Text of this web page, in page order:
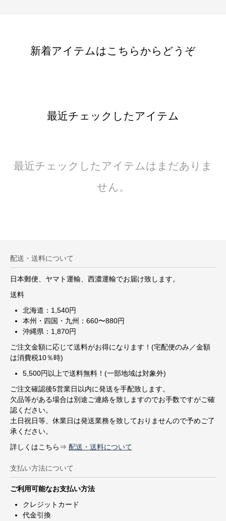
新着アイテムはこちらからどうぞ
最近チェックしたアイテム
最近チェックしたアイテムはまだありま
せん。
配送・送料について
日本郵便、ヤマト運輸、西濃運輸でお届け致します。
送料
北海道：1,540円
本州・四国・九州：660〜880円
沖縄県：1,870円
ご注文金額に応じて送料がお得になります！(宅配便のみ／金額
は消費税10％時)
5,500円以上で送料無料！(一部地域は対象外)
ご注文確認後5営業日以内に発送を手配致します。
欠品等がある場合は別途ご連絡を致しますのでお手数ですがご確
認ください。
土日祝日等、休業日は発送業務を致しておりませんので予めご了
承ください。
詳しくはこちら⇒ 配送・送料について
支払い方法について
ご利用可能なお支払い方法
クレジットカード
代金引換